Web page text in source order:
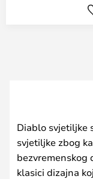
Diablo svjetiljke
svjetiljke zbog
bezvremenskog
klasici dizajna